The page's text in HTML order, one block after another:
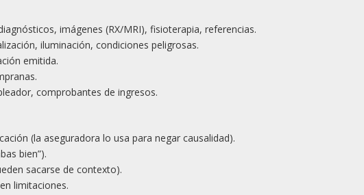
imágenes (RX/MRI), fisioterapia, referencias.
iluminación, condiciones peligrosas.
emitida.
comprobantes de ingresos.
(la aseguradora lo usa para negar causalidad).
bien”).
sacarse de contexto).
limitaciones.